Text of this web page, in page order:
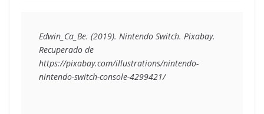
Edwin_Ca_Be. (2019). Nintendo Switch. Pixabay.
Recuperado de
https://pixabay.com/illustrations/nintendo-
nintendo-switch-console-4299421/